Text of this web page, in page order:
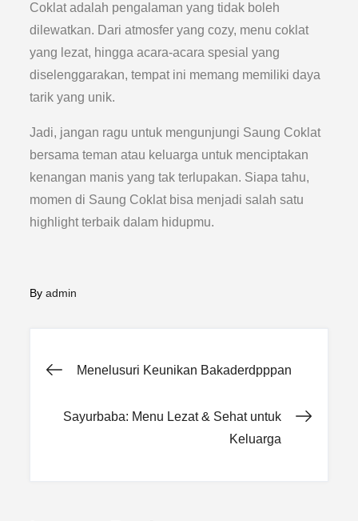
Coklat adalah pengalaman yang tidak boleh
dilewatkan. Dari atmosfer yang cozy, menu coklat
yang lezat, hingga acara-acara spesial yang
diselenggarakan, tempat ini memang memiliki daya
tarik yang unik.
Jadi, jangan ragu untuk mengunjungi Saung Coklat
bersama teman atau keluarga untuk menciptakan
kenangan manis yang tak terlupakan. Siapa tahu,
momen di Saung Coklat bisa menjadi salah satu
highlight terbaik dalam hidupmu.
Byadmin
Post
navigation
Menelusuri Keunikan Bakaderdpppan
Sayurbaba: Menu Lezat & Sehat untuk
Keluarga